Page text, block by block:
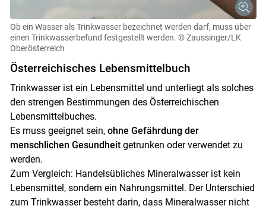
Ob ein Wasser als Trinkwasser bezeichnet werden darf, muss über
einen Trinkwasserbefund festgestellt werden. © Zaussinger/LK
Oberösterreich
Österreichisches Lebensmittelbuch
Trinkwasser ist ein Lebensmittel und unterliegt als solches
den strengen Bestimmungen des Österreichischen
Lebensmittelbuches.
Es muss geeignet sein, ohne Gefährdung der
menschlichen Gesundheitgetrunken oder verwendet zu
werden.
Zum Vergleich: Handelsübliches Mineralwasser ist kein
Lebensmittel, sondern ein Nahrungsmittel. Der Unterschied
zum Trinkwasser besteht darin, dass Mineralwasser nicht